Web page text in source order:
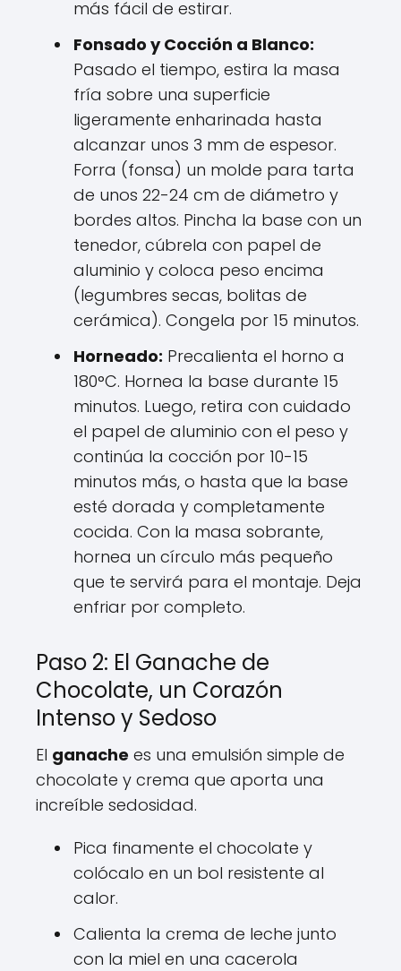
más fácil de estirar.
Fonsado y Cocción a Blanco:
Pasado el tiempo, estira la masa
fría sobre una superficie
ligeramente enharinada hasta
alcanzar unos 3 mm de espesor.
Forra (fonsa) un molde para tarta
de unos 22-24 cm de diámetro y
bordes altos. Pincha la base con un
tenedor, cúbrela con papel de
aluminio y coloca peso encima
(legumbres secas, bolitas de
cerámica). Congela por 15 minutos.
Horneado: Precalienta el horno a
180°C. Hornea la base durante 15
minutos. Luego, retira con cuidado
el papel de aluminio con el peso y
continúa la cocción por 10-15
minutos más, o hasta que la base
esté dorada y completamente
cocida. Con la masa sobrante,
hornea un círculo más pequeño
que te servirá para el montaje. Deja
enfriar por completo.
Paso 2: El Ganache de
Chocolate, un Corazón
Intenso y Sedoso
El ganache es una emulsión simple de
chocolate y crema que aporta una
increíble sedosidad.
Pica finamente el chocolate y
colócalo en un bol resistente al
calor.
Calienta la crema de leche junto
con la miel en una cacerola